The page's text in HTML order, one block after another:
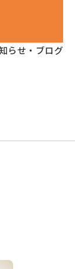
らせ・ブログ